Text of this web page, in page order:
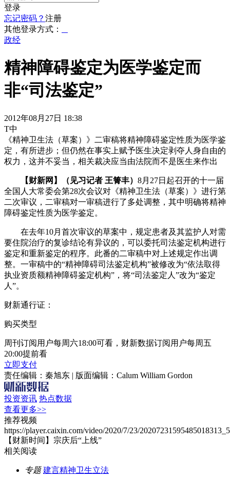
登录
忘记密码？ 注册
其他登录方式：
政经
精神障碍鉴定为医学鉴定而
非“司法鉴定”
2012年08月27日 18:38
T中
《精神卫生法（草案）》二审稿将精神障碍鉴定性质为医学鉴
定，有所进步；但仍然在事实上赋予医生决定剥夺人身自由的
权力，这并不妥当，相关裁决应当由法院而不是医生来作出
【财新网】（见习记者 王箐丰） 8月27日起召开的十一届
全国人大常委会第28次会议对《精神卫生法（草案）》进行第
二次审议，二审稿对一审稿进行了多处调整，其中明确将精神
障碍鉴定性质为医学鉴定。
在去年10月首次审议的草案中，规定患者及其监护人对需
要住院治疗的复诊结论有异议的，可以委托司法鉴定机构进行
鉴定和重新鉴定的程序。此番的二审稿中对上述规定作出调
整。一审稿中的“精神障碍司法鉴定机构”被修改为“依法取得
执业资质额精神障碍鉴定机构”，将“司法鉴定人”改为“鉴定
人”。
财新通行证：
购买类型
周刊订阅用户每周六18:00可看，财新数据订阅用户每周五
20:00提前看
立即支付
责任编辑：秦旭东 | 版面编辑：Calum William Gordon
投资资讯 热点数据
查看更多>>
推荐视频
https://player.caixin.com/video/2020/7/23/
【财新时间】宗庆后“上线”
相关阅读
专题 建言精神卫生立法